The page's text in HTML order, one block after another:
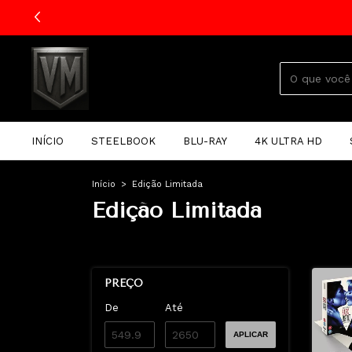
INÍCIO STEELBOOK BLU-RAY 4K ULTRA HD
Início > Edição Limitada
Edição Limitada
PREÇO
De Até
APLICAR